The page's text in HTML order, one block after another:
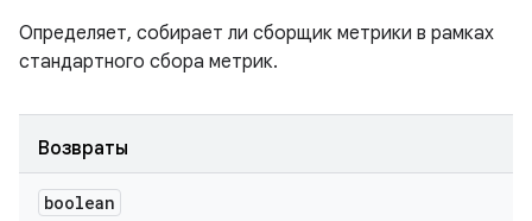
Определяет, собирает ли сборщик метрики в рамках
стандартного сбора метрик.
Возвраты
boolean